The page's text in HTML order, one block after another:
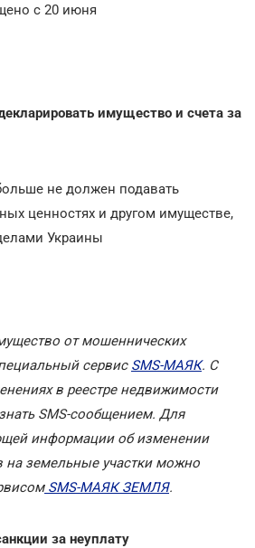
с 20 июня
имущество и счета за
не должен подавать
ценностях и другом имуществе,
Украины
от мошеннических
сервис SMS-МАЯК. С
в реестре недвижимости
SMS-сообщением. Для
информации об изменении
на земельные участки можно
SMS-МАЯК ЗЕМЛЯ.
за неуплату